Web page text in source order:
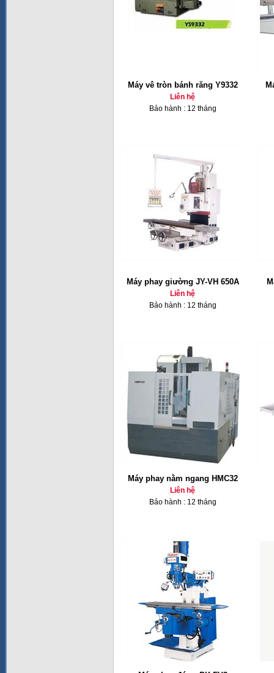
Máy vê tròn bánh răng Y9332
Liên hệ
Bảo hành : 12 tháng
Máy phay giường JY-VH 650A
Liên hệ
Bảo hành : 12 tháng
Máy phay nằm ngang HMC32
Liên hệ
Bảo hành : 12 tháng